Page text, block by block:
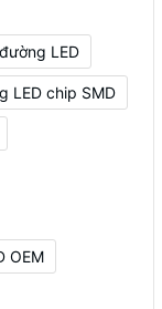
LED
LED chip SMD
OEM